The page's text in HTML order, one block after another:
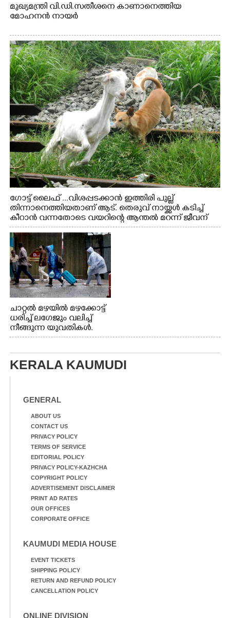
മുഖ്യമന്ത്രി വി.ഡി.സതീശനെ കാണാനെത്തിയ
മോഹനൻ നായർ
ഗോട്ട് ലൈഫ് ...വിശപ്പടക്കാൻ ഇത്തിരി പുല്ല്
തിന്നാനെത്തിയതാണ് ആട്. തെരുവ് നായ്ക്കൾ കടിച്ച്
കീറാൻ വന്നതോടെ വയറിന്റെ ആന്തൽ മറന്ന് ജീവന്
വേണ്ടിയായി ഓട്ടം. എറണാകുളം വാത്തുരുത്തിയിൽ
നിന്നുള്ള കാഴ്ച
ചാറ്റൽ മഴയിൽ മഴക്കോട്ട്
ധരിച്ച് ലഗേജും വലിച്ച്
നീങ്ങുന്ന യുവതികൾ.
എറണാകുളം മേനകയിൽ
KERALA KAUMUDI
GENERAL
ABOUT US
CONTACT US
PRIVACY POLICY
TERMS OF SERVICE
EDITORIAL POLICY
PRIVACY POLICY-KAZHCHA
COPYRIGHT POLICY
ADVERTISEMENT DISCLAIMER
PRINT AD RATES
OUR OFFICES
CORPORATE OFFICE
KAUMUDI MEDIA HOUSE
EVENT TICKETS
SHIPPING POLICY
RETURN AND REFUND POLICY
CANCELLATION POLICY
ONLINE DIVISION